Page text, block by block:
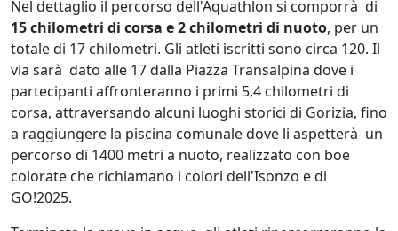
Nel dettaglio il percorso dell'Aquathlon si comporrà di
15 chilometri di corsa e 2 chilometri di nuoto, per un
totale di 17 chilometri. Gli atleti iscritti sono circa 120. Il
via sarà dato alle 17 dalla Piazza Transalpina dove i
partecipanti affronteranno i primi 5,4 chilometri di
corsa, attraversando alcuni luoghi storici di Gorizia, fino
a raggiungere la piscina comunale dove li aspetterà un
percorso di 1400 metri a nuoto, realizzato con boe
colorate che richiamano i colori dell'Isonzo e di
GO!2025.